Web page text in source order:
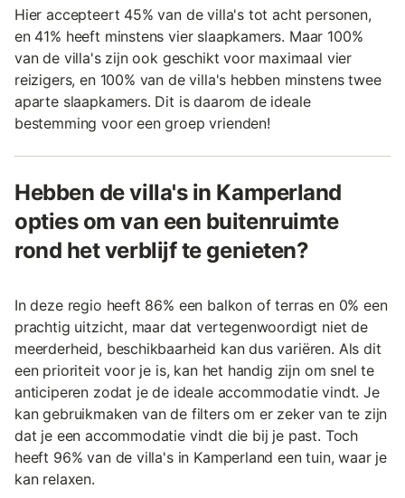
Hier accepteert 45% van de villa's tot acht personen,
en 41% heeft minstens vier slaapkamers. Maar 100%
van de villa's zijn ook geschikt voor maximaal vier
reizigers, en 100% van de villa's hebben minstens twee
aparte slaapkamers. Dit is daarom de ideale
bestemming voor een groep vrienden!
Hebben de villa's in Kamperland
opties om van een buitenruimte
rond het verblijf te genieten?
In deze regio heeft 86% een balkon of terras en 0% een
prachtig uitzicht, maar dat vertegenwoordigt niet de
meerderheid, beschikbaarheid kan dus variëren. Als dit
een prioriteit voor je is, kan het handig zijn om snel te
anticiperen zodat je de ideale accommodatie vindt. Je
kan gebruikmaken van de filters om er zeker van te zijn
dat je een accommodatie vindt die bij je past. Toch
heeft 96% van de villa's in Kamperland een tuin, waar je
kan relaxen.